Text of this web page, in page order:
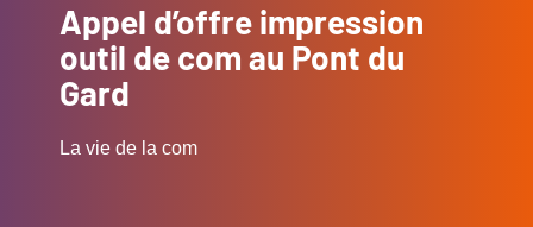
Appel d’offre impression
outil de com au Pont du
Gard
La vie de la com